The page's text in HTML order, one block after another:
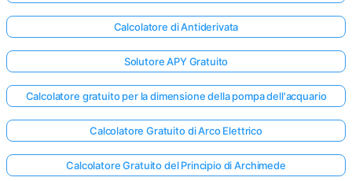
Calcolatore di Antiderivata
Solutore APY Gratuito
Calcolatore gratuito per la dimensione della pompa dell'acquario
Calcolatore Gratuito di Arco Elettrico
Calcolatore Gratuito del Principio di Archimede